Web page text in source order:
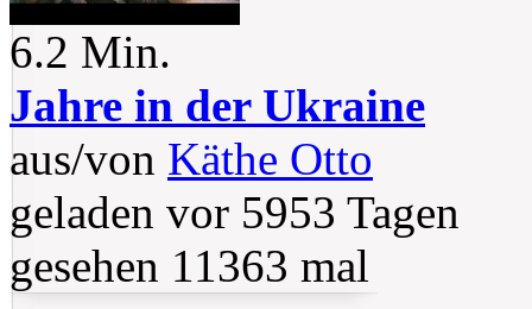
6.2 Min.
Jahre in der Ukraine
aus/von Käthe Otto
geladen vor 5953 Tagen
gesehen 11363 mal